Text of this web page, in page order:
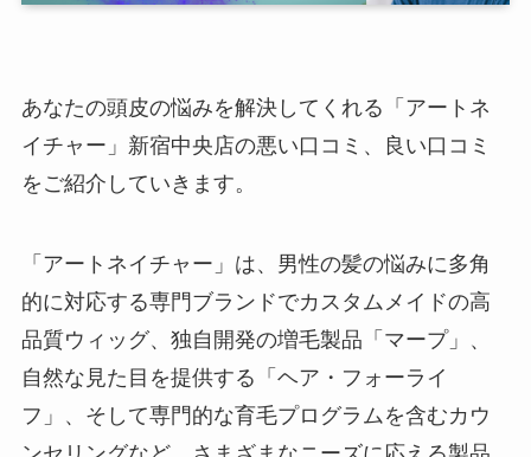
あなたの頭皮の悩みを解決してくれる「アートネ
イチャー」新宿中央店の悪い口コミ、良い口コミ
をご紹介していきます。
「アートネイチャー」は、男性の髪の悩みに多角
的に対応する専門ブランドでカスタムメイドの高
品質ウィッグ、独自開発の増毛製品「マープ」、
自然な見た目を提供する「ヘア・フォーライ
フ」、そして専門的な育毛プログラムを含むカウ